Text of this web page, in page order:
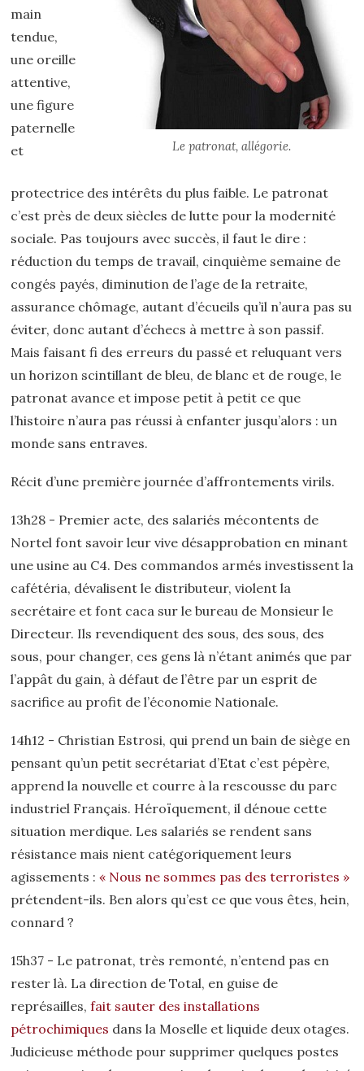
Le patronat, allégorie.
main
tendue,
une oreille
attentive,
une figure
paternelle
et
protectrice des intérêts du plus faible. Le patronat
c’est près de deux siècles de lutte pour la modernité
sociale. Pas toujours avec succès, il faut le dire :
réduction du temps de travail, cinquième semaine de
congés payés, diminution de l’age de la retraite,
assurance chômage, autant d’écueils qu’il n’aura pas su
éviter, donc autant d’échecs à mettre à son passif.
Mais faisant fi des erreurs du passé et reluquant vers
un horizon scintillant de bleu, de blanc et de rouge, le
patronat avance et impose petit à petit ce que
l’histoire n’aura pas réussi à enfanter jusqu’alors : un
monde sans entraves.
Récit d’une première journée d’affrontements virils.
13h28 - Premier acte, des salariés mécontents de
Nortel font savoir leur vive désapprobation en minant
une usine au C4. Des commandos armés investissent la
cafétéria, dévalisent le distributeur, violent la
secrétaire et font caca sur le bureau de Monsieur le
Directeur. Ils revendiquent des sous, des sous, des
sous, pour changer, ces gens là n’étant animés que par
l’appât du gain, à défaut de l’être par un esprit de
sacrifice au profit de l’économie Nationale.
14h12 - Christian Estrosi, qui prend un bain de siège en
pensant qu’un petit secrétariat d’Etat c’est pépère,
apprend la nouvelle et courre à la rescousse du parc
industriel Français. Héroïquement, il dénoue cette
situation merdique. Les salariés se rendent sans
résistance mais nient catégoriquement leurs
agissements : « Nous ne sommes pas des terroristes »
prétendent-ils. Ben alors qu’est ce que vous êtes, hein,
connard ?
15h37 - Le patronat, très remonté, n’entend pas en
rester là. La direction de Total, en guise de
représailles, fait sauter des installations
pétrochimiques dans la Moselle et liquide deux otages.
Judicieuse méthode pour supprimer quelques postes